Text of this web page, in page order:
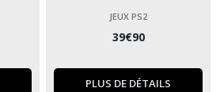
JEUX PS2
39€90
PLUS DE DÉTAILS